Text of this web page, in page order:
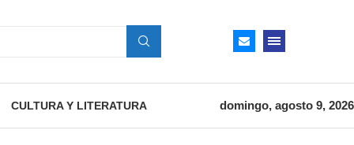
CULTURA Y LITERATURA domingo, agosto 9, 2026